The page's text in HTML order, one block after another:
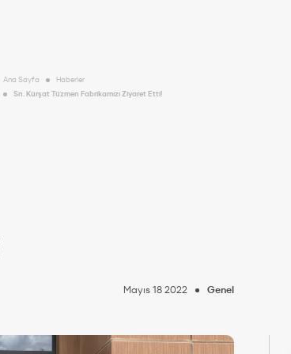
Ana Sayfa Haberler
Sn. Kürşat Tüzmen Fabrikamızı Ziyaret Etti!
Mayıs 18 2022 Genel